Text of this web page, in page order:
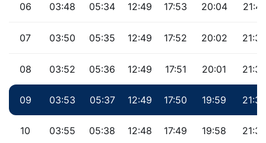
06 03:48 05:34 12:49 17:53 20:04 21:41
07 03:50 05:35 12:49 17:52 20:02 21:39
08 03:52 05:36 12:49 17:51 20:01 21:37
09 03:53 05:37 12:49 17:50 19:59 21:35
10 03:55 05:38 12:48 17:49 19:58 21:33